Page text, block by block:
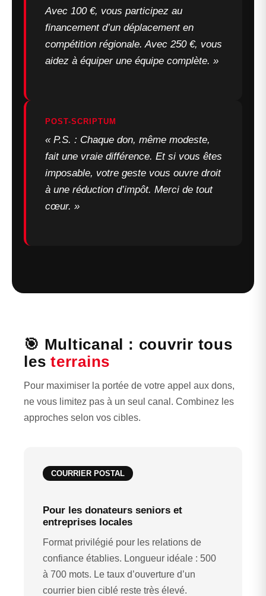
Avec 100 €, vous participez au
financement d’un déplacement en
compétition régionale. Avec 250 €, vous
aidez à équiper une équipe complète. »
POST-SCRIPTUM
« P.S. : Chaque don, même modeste,
fait une vraie différence. Et si vous êtes
imposable, votre geste vous ouvre droit
à une réduction d’impôt. Merci de tout
cœur. »
🎯 Multicanal : couvrir tous
lesterrains
Pour maximiser la portée de votre appel aux dons,
ne vous limitez pas à un seul canal. Combinez les
approches selon vos cibles.
COURRIER POSTAL
Pour les donateurs seniors et
entreprises locales
Format privilégié pour les relations de
confiance établies. Longueur idéale : 500
à 700 mots. Le taux d’ouverture d’un
courrier bien ciblé reste très élevé.